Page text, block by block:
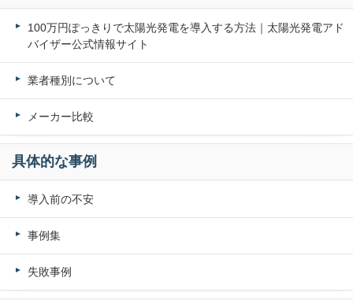
100万円ぽっきりで太陽光発電を導入する方法｜太陽光発電アド
バイザー公式情報サイト
業者種別について
メーカー比較
具体的な事例
導入前の不安
事例集
失敗事例